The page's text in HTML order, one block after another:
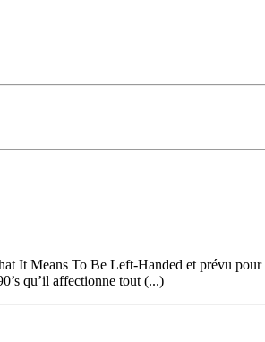
It Means To Be Left-Handed et prévu
qu’il affectionne tout (...)